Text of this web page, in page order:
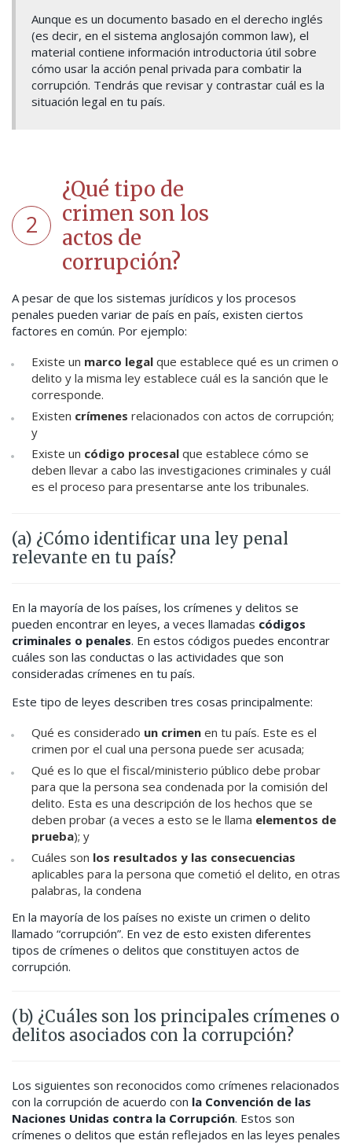
Aunque es un documento basado en el derecho inglés
(es decir, en el sistema anglosajón common law), el
material contiene información introductoria útil sobre
cómo usar la acción penal privada para combatir la
corrupción. Tendrás que revisar y contrastar cuál es la
situación legal en tu país.
2
¿Qué tipo de
crimen son los
actos de
corrupción?
A pesar de que los sistemas jurídicos y los procesos
penales pueden variar de país en país, existen ciertos
factores en común. Por ejemplo:
Existe un marco legal que establece qué es un crimen o
delito y la misma ley establece cuál es la sanción que le
corresponde.
Existen crímenes relacionados con actos de corrupción;
y
Existe un código procesal que establece cómo se
deben llevar a cabo las investigaciones criminales y cuál
es el proceso para presentarse ante los tribunales.
(a) ¿Cómo identificar una ley penal
relevante en tu país?
En la mayoría de los países, los crímenes y delitos se
pueden encontrar en leyes, a veces llamadas códigos
criminales o penales. En estos códigos puedes encontrar
cuáles son las conductas o las actividades que son
consideradas crímenes en tu país.
Este tipo de leyes describen tres cosas principalmente:
Qué es considerado un crimen en tu país. Este es el
crimen por el cual una persona puede ser acusada;
Qué es lo que el fiscal/ministerio público debe probar
para que la persona sea condenada por la comisión del
delito. Esta es una descripción de los hechos que se
deben probar (a veces a esto se le llama elementos de
prueba); y
Cuáles son los resultados y las consecuencias
aplicables para la persona que cometió el delito, en otras
palabras, la condena
En la mayoría de los países no existe un crimen o delito
llamado “corrupción”. En vez de esto existen diferentes
tipos de crímenes o delitos que constituyen actos de
corrupción.
(b) ¿Cuáles son los principales crímenes o
delitos asociados con la corrupción?
Los siguientes son reconocidos como crímenes relacionados
con la corrupción de acuerdo con la Convención de las
Naciones Unidas contra la Corrupción. Estos son
crímenes o delitos que están reflejados en las leyes penales